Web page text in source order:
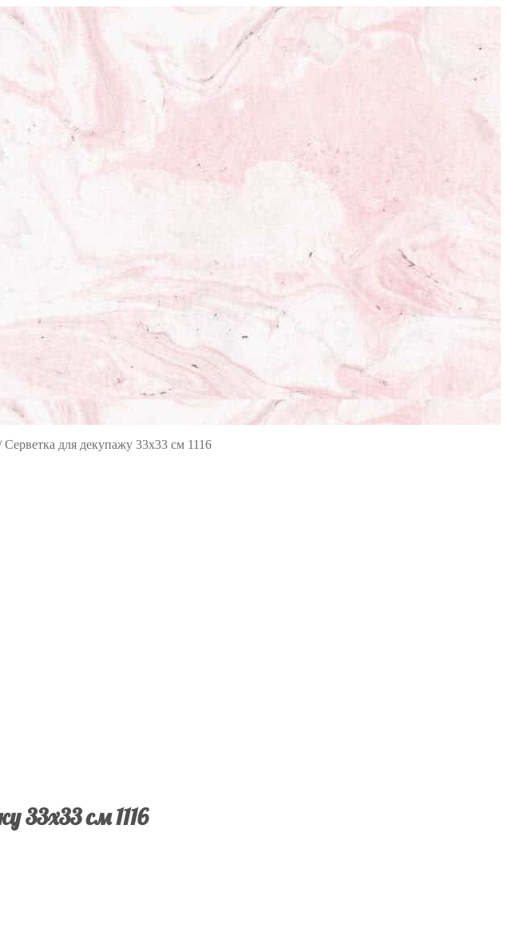
Серветка для декупажу 33х33 см 1116
33х33 см 1116